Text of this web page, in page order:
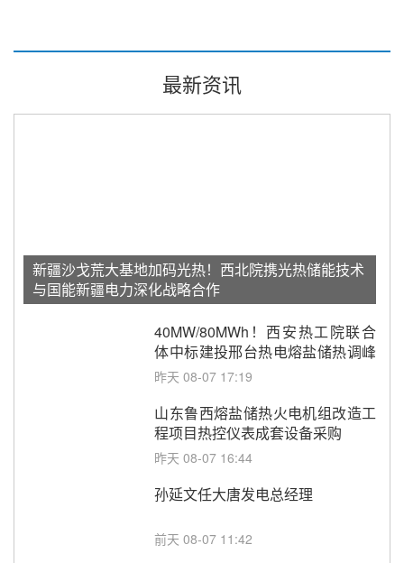
最新资讯
新疆沙戈荒大基地加码光热！西北院携光热储能技术
与国能新疆电力深化战略合作
40MW/80MWh！西安热工院联合
体中标建投邢台热电熔盐储热调峰
调频改造EPC项目
昨天 08-07 17:19
山东鲁西熔盐储热火电机组改造工
程项目热控仪表成套设备采购
昨天 08-07 16:44
孙延文任大唐发电总经理
前天 08-07 11:42